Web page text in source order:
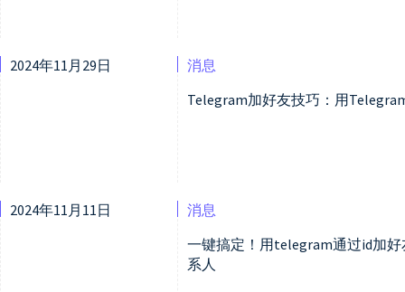
2024年11月29日
消息
Telegram加好友技巧：用
2024年11月11日
消息
一键搞定！用telegram通过id加
系人